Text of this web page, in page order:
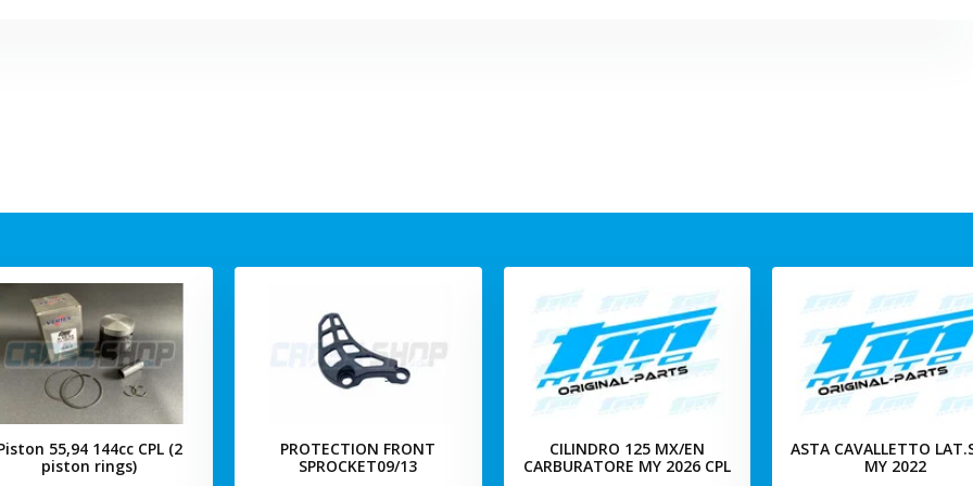
55,94 144cc CPL (2
piston rings)
PROTECTION FRONT
SPROCKET09/13
CILINDRO 125 MX/EN
CARBURATORE MY 2026 CPL
ASTA CAVALLETTO
MY 2022